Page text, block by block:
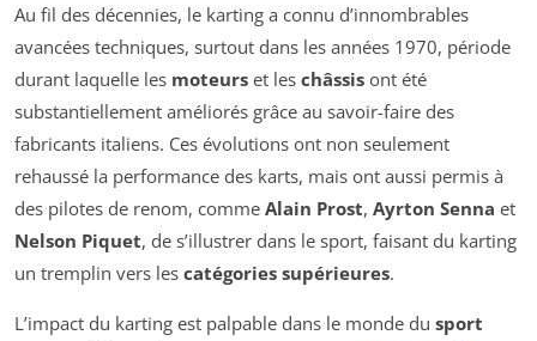
Au fil des décennies, le karting a connu d’innombrables
avancées techniques, surtout dans les années 1970, période
durant laquelle les moteurs et les châssis ont été
substantiellement améliorés grâce au savoir-faire des
fabricants italiens. Ces évolutions ont non seulement
rehaussé la performance des karts, mais ont aussi permis à
des pilotes de renom, comme Alain Prost, Ayrton Senna et
Nelson Piquet, de s’illustrer dans le sport, faisant du karting
un tremplin vers les catégories supérieures.
L’impact du karting est palpable dans le monde du sport